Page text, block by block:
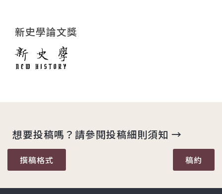
新史學論文獎
想要投稿嗎？請參閱投稿細則須知 →
撰稿格式 稿約